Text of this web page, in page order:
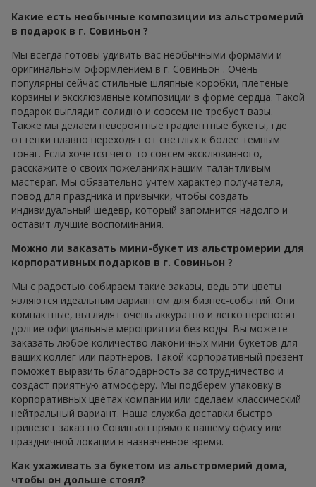
Какие есть необычные композиции из альстромерий
в подарок в г. Совиньон ?
Мы всегда готовы удивить вас необычными формами и
оригинальным оформлением в г. Совиньон . Очень
популярны сейчас стильные шляпные коробки, плетеные
корзины и эксклюзивные композиции в форме сердца. Такой
подарок выглядит солидно и совсем не требует вазы.
Также мы делаем невероятные градиентные букеты, где
оттенки плавно переходят от светлых к более темным
тонаг. Если хочется чего-то совсем эксклюзивного,
расскажите о своих пожеланиях нашим талантливым
мастераг. Мы обязательно учтем характер получателя,
повод для праздника и привычки, чтобы создать
индивидуальный шедевр, который запомнится надолго и
оставит лучшие воспоминания.
Можно ли заказать мини-букет из альстромерии для
корпоративных подарков в г. Совиньон ?
Мы с радостью собираем такие заказы, ведь эти цветы
являются идеальным вариантом для бизнес-событий. Они
компактные, выглядят очень аккуратно и легко переносят
долгие официальные мероприятия без воды. Вы можете
заказать любое количество лаконичных мини-букетов для
ваших коллег или партнеров. Такой корпоративный презент
поможет выразить благодарность за сотрудничество и
создаст приятную атмосферу. Мы подберем упаковку в
корпоративных цветах компании или сделаем классический
нейтральный вариант. Наша служба доставки быстро
привезет заказ по Совиньон прямо к вашему офису или
праздничной локации в назначенное время.
Как ухаживать за букетом из альстромерий дома,
чтобы он дольше стоял?